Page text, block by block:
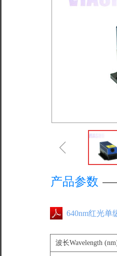
640nm红光
波长Wavelength
产品参数
ꁆ